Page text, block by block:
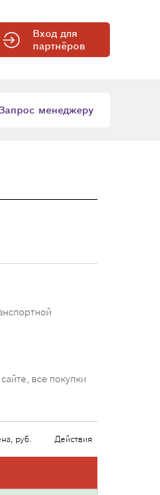
Вход для
партнёров
менеджеру
все покупки
руб. Действия